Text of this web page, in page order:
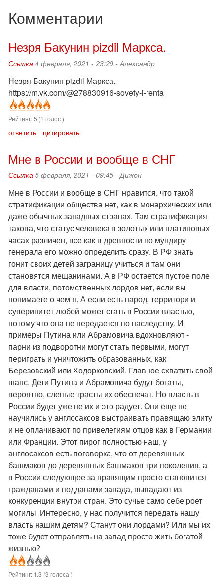
Комментарии
Незря Бакунин pizdil Маркса.
Ссылка 4 февраля, 2021 - 23:29 -Александр
Незря Бакунин pizdil Маркса.
https://m.vk.com/@278830916-sovety-i-renta
Рейтинг:5 (1 голос )
ответить цитировать
Мне в России и вообще в СНГ
Ссылка 5 февраля, 2021 - 09:45 -Дижон
Мне в России и вообще в СНГ нравится, что такой
стратификации общества нет, как в монархических или
даже обычных западных странах. Там стратификация
такова, что статус человека в золотых или платиновых
часах различен, все как в древности по мундиру
генерала его можно определить сразу. В РФ знать
гонит своих детей заграницу учиться и там они
становятся мещанинами. А в РФ остается пустое поле
для власти, потомственных лордов нет, если вы
понимаете о чем я. А если есть народ, территори и
суверинитет любой может стать в России властью,
потому что она не передается по наследству. И
примеры Путина или Абрамовича вдохновляют -
парни из подворотни могут стать первыми, могут
периграть и уничтожить образованных, как
Березовский или Ходорковский. Главное схватить свой
шанс. Дети Путина и Абрамовича будут богаты,
вероятно, слепые трасты их обеспечат. Но власть в
России будет уже не их и это радует. Они еще не
научились у англосаксов выстраивать правящаю элиту
и не оплачивают по привелегиям отцов как в Германии
или Франции. Этот пирог полностью наш, у
англосаксов есть поговорка, что от деревянных
башмаков до деревянных башмаков три поколения, а
в России следующее за правящим просто становится
гражданами и подданами запада, выпадают из
конкуренции внутри стран. Это сучье само себе роет
могилы. Интересно, у нас получится передать нашу
власть нашим детям? Станут они лордами? Или мы их
тоже будет отправлять на запад просто жить богатой
жизнью?
Рейтинг: 1.3 (3 голоса )